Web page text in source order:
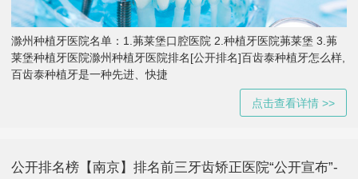
滁州种植牙医院名单：1.茀莱堡口腔医院 2.种植牙医院茀莱堡 3.茀
莱堡种植牙医院滁州种植牙医院排名[公开排名]百齿泰种植牙怎么样,
百齿泰种植牙是一种先进、快捷
点击查看详情 >>
公开排名榜【南京】排名前三牙齿矫正医院“公开宣布”-